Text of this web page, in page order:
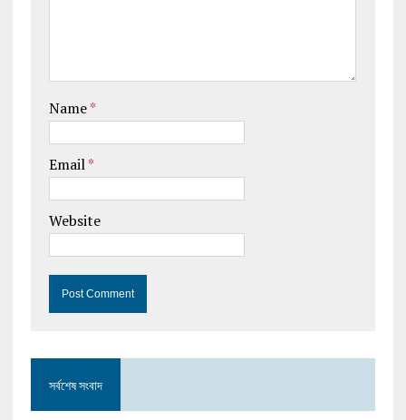
Name*
Email*
Website
সর্বশেষ সংবাদ